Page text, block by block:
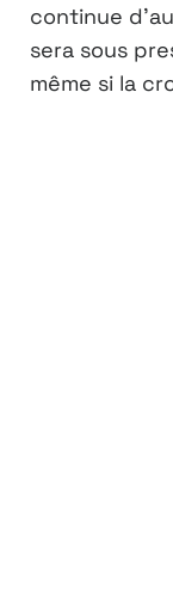
continue
sera sous
même si la